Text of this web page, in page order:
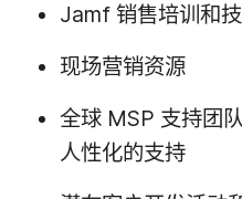
Jamf 销售​培训​和​
现场​营销​资源
全球 MSP 支持​团
人性化​的​支持